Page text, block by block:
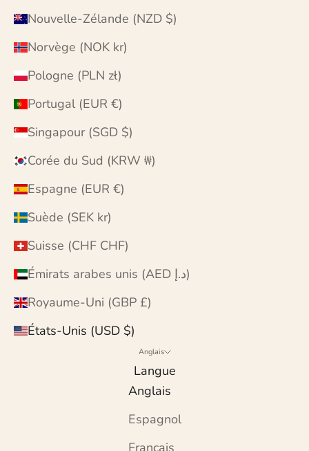
Nouvelle-Zélande (NZD $)
Norvège (NOK kr)
Pologne (PLN zł)
Portugal (EUR €)
Singapour (SGD $)
Corée du Sud (KRW ₩)
Espagne (EUR €)
Suède (SEK kr)
Suisse (CHF CHF)
Émirats arabes unis (AED د.إ)
Royaume-Uni (GBP £)
États-Unis (USD $)
Anglais
Langue
Anglais
Espagnol